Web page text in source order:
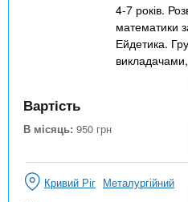
4-7 років.
математики
Ейдетика.
Вартість
В місяць: 950 грн
Кривий Ріг Металургійний